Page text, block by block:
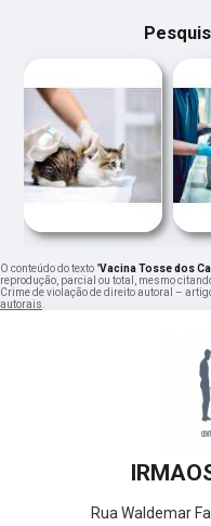
‹
O conteúdo do texto "Vacina Tosse dos
reprodução, parcial ou total, mesmo
Crime de violação de direito autoral –
autorais.
Rua Waldemar